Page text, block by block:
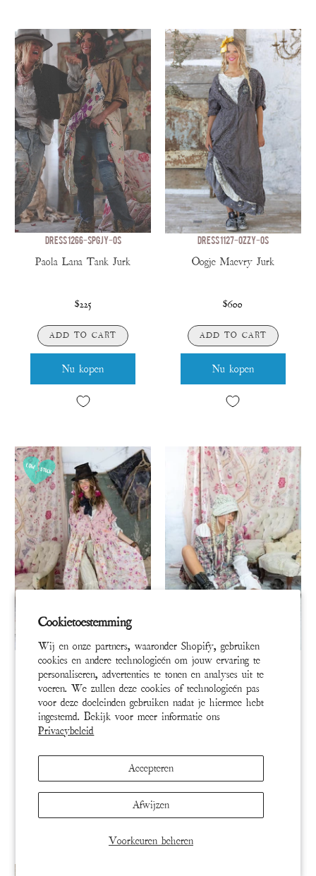
Cookietoestemming
Wij en onze partners, waaronder Shopify, gebruiken
cookies en andere technologieën om jouw ervaring te
personaliseren, advertenties te tonen en analyses uit te
voeren. We zullen deze cookies of technologieën pas
voor deze doeleinden gebruiken nadat je hiermee hebt
ingestemd. Bekijk voor meer informatie ons
Privacybeleid
Voorkeuren beheren
Accepteren
Afwijzen
DRESS 1266-SPGJY-OS
Paola Lana Tank Jurk
$225
ADD TO CART
Nu kopen
DRESS 1127-OZZY-OS
Oogje Maevry Jurk
$600
ADD TO CART
Nu kopen
DRESS 1004-PREFL-OS
Vinney Schildersjurk
$600
Nu kopen
DRESS 977-MADBL-OS
Patchwork Helenia Jurk
Nu kopen